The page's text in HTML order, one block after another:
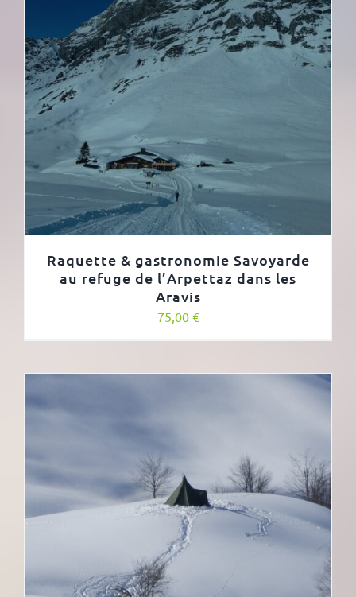
Raquette & gastronomie Savoyarde
au refuge de l’Arpettaz dans les
Aravis
75,00 €